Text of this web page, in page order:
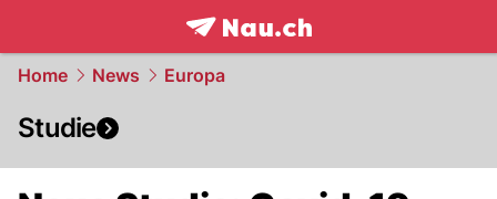
frontpage.NAU.ch
Home News Europa
Studie